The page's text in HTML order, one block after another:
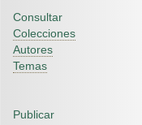
Consultar
Colecciones
Autores
Temas
Publicar